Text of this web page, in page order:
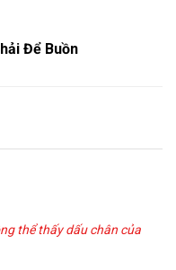
Để Buồn
thể thấy dấu chân của